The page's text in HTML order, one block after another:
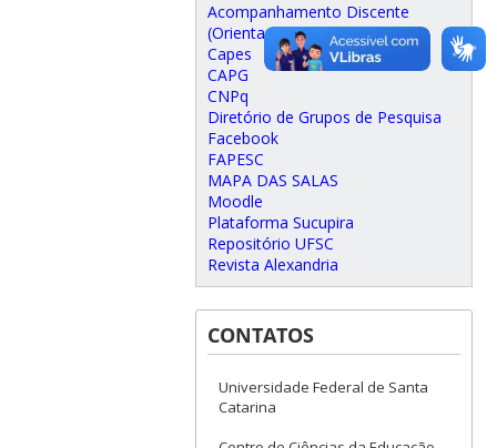
Acompanhamento Discente
(Orientadores)
Capes
CAPG
CNPq
Diretório de Grupos de Pesquisa
Facebook
FAPESC
MAPA DAS SALAS
Moodle
Plataforma Sucupira
Repositório UFSC
Revista Alexandria
CONTATOS
Universidade Federal de Santa
Catarina